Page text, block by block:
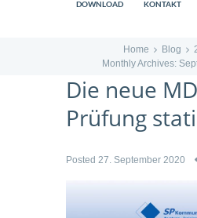
DOWNLOAD KONTAKT
Home Blog
Monthly Archives:
Die neue
Prüfung
Posted 27. September 2020